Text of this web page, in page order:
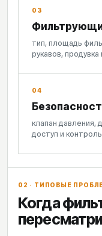
03
тип, площадь
рукавов,
04
клапан давления,
доступ и
02 · ТИПОВЫЕ
Когда